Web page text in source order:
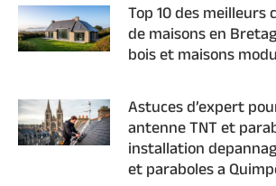
Top 10 des
de maisons en
bois et maisons
Astuces d’expert
antenne TNT et
installation
et paraboles a